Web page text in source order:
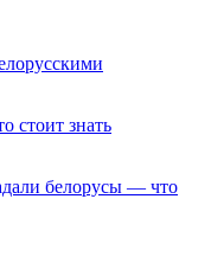
стоит знать
белорусы — что